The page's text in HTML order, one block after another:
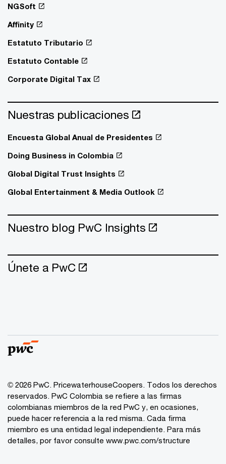
NGSoft
Affinity
Estatuto Tributario
Estatuto Contable
Corporate Digital Tax
Nuestras publicaciones
Encuesta Global Anual de Presidentes
Doing Business in Colombia
Global Digital Trust Insights
Global Entertainment & Media Outlook
Nuestro blog PwC Insights
Únete a PwC
© 2026 PwC. PricewaterhouseCoopers. Todos los derechos
reservados. PwC Colombia se refiere a las firmas
colombianas miembros de la red PwC y, en ocasiones,
puede hacer referencia a la red misma. Cada firma
miembro es una entidad legal independiente. Para más
detalles, por favor consulte www.pwc.com/structure